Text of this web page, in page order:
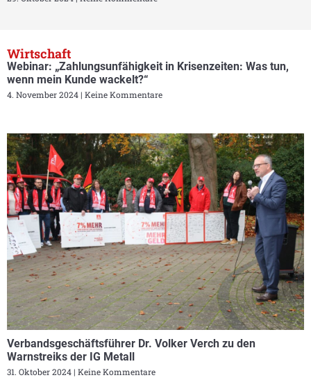
Wirtschaft
Webinar: „Zahlungsunfähigkeit in Krisenzeiten: Was tun,
wenn mein Kunde wackelt?“
4. November 2024 Keine Kommentare
Verbandsgeschäftsführer Dr. Volker Verch zu den
Warnstreiks der IG Metall
31. Oktober 2024 Keine Kommentare